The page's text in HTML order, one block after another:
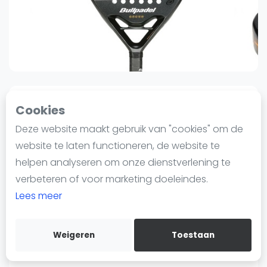
Cookies
Deze website maakt gebruik van "cookies" om de
website te laten functioneren, de website te
helpen analyseren om onze dienstverlening te
verbeteren of voor marketing doeleindes.
Lees meer
Weigeren Toestaan
Informatie
Over ons
Contact
Adverteren
Insights
WhatsApp
Join WhatsApp Community
0 0 Sinds 4 oktober 2024 13:17
Bullpadel
Bullpadel BP10 EVO 25
€89 00 €12999
-32%
Verzenden
Bewaar
Bullpadel BP10 EVO 25 Padel
Racket